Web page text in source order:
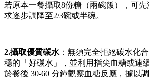
若原本一餐攝取8份糖（兩碗飯），可
求逐步調降至2/3碗或半碗。
2.攝取優質碳水 ：無須完全拒絕碳水化
穩的「好碳水」，並利用指尖血糖或連
於餐後 30-60 分鐘觀察血糖反應，據以